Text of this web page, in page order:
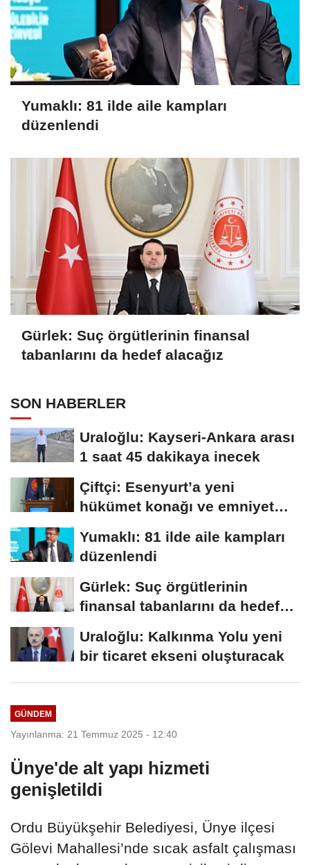
Yumaklı: 81 ilde aile kampları
düzenlendi
Gürlek: Suç örgütlerinin finansal
tabanlarını da hedef alacağız
SON HABERLER
Uraloğlu: Kayseri-Ankara arası
1 saat 45 dakikaya inecek
Çiftçi: Esenyurt’a yeni
hükümet konağı ve emniyet
Yumaklı: 81 ilde aile kampları
düzenlendi
Gürlek: Suç örgütlerinin
finansal tabanlarını da hedef
Uraloğlu: Kalkınma Yolu yeni
bir ticaret ekseni oluşturacak
GÜNDEM
Yayınlanma: 21 Temmuz 2025 - 12:40
Ünye'de alt yapı hizmeti
genişletildi
Ordu Büyükşehir Belediyesi, Ünye ilçesi
Gölevi Mahallesi’nde sıcak asfalt çalışması